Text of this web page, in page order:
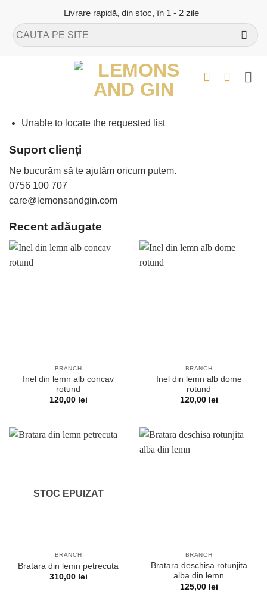
content
Livrare rapidă, din stoc, în 1 - 2 zile
Caută
după:
Unable to locate the requested list
Suport clienți
Ne bucurăm să te ajutăm oricum putem.
0756 100 707
care@lemonsandgin.com
Recent adăugate
BRANCH
Inel din lemn alb concav
rotund
120,00 lei
BRANCH
Inel din lemn alb dome
rotund
120,00 lei
STOC EPUIZAT
BRANCH
Bratara din lemn petrecuta
310,00 lei
BRANCH
Bratara deschisa rotunjita
alba din lemn
125,00 lei